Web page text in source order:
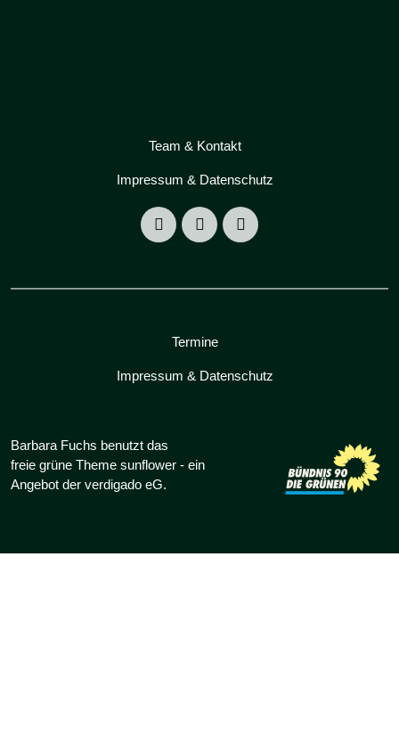
Team & Kontakt
Impressum & Datenschutz
Termine
Impressum & Datenschutz
Barbara Fuchs benutzt das
freie grüne Theme sunflower ‐ ein
Angebot der verdigado eG.